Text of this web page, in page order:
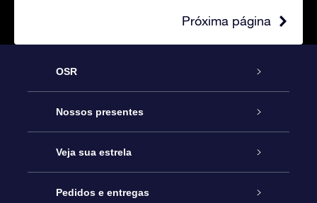
Próxima página
OSR
Serviço
Entre em contato conosco
Blog
Nossos presentes
Presente estrelar on-line
Pacote de presente da OSR
Veja sua estrela
Star Register
Pedidos e entregas